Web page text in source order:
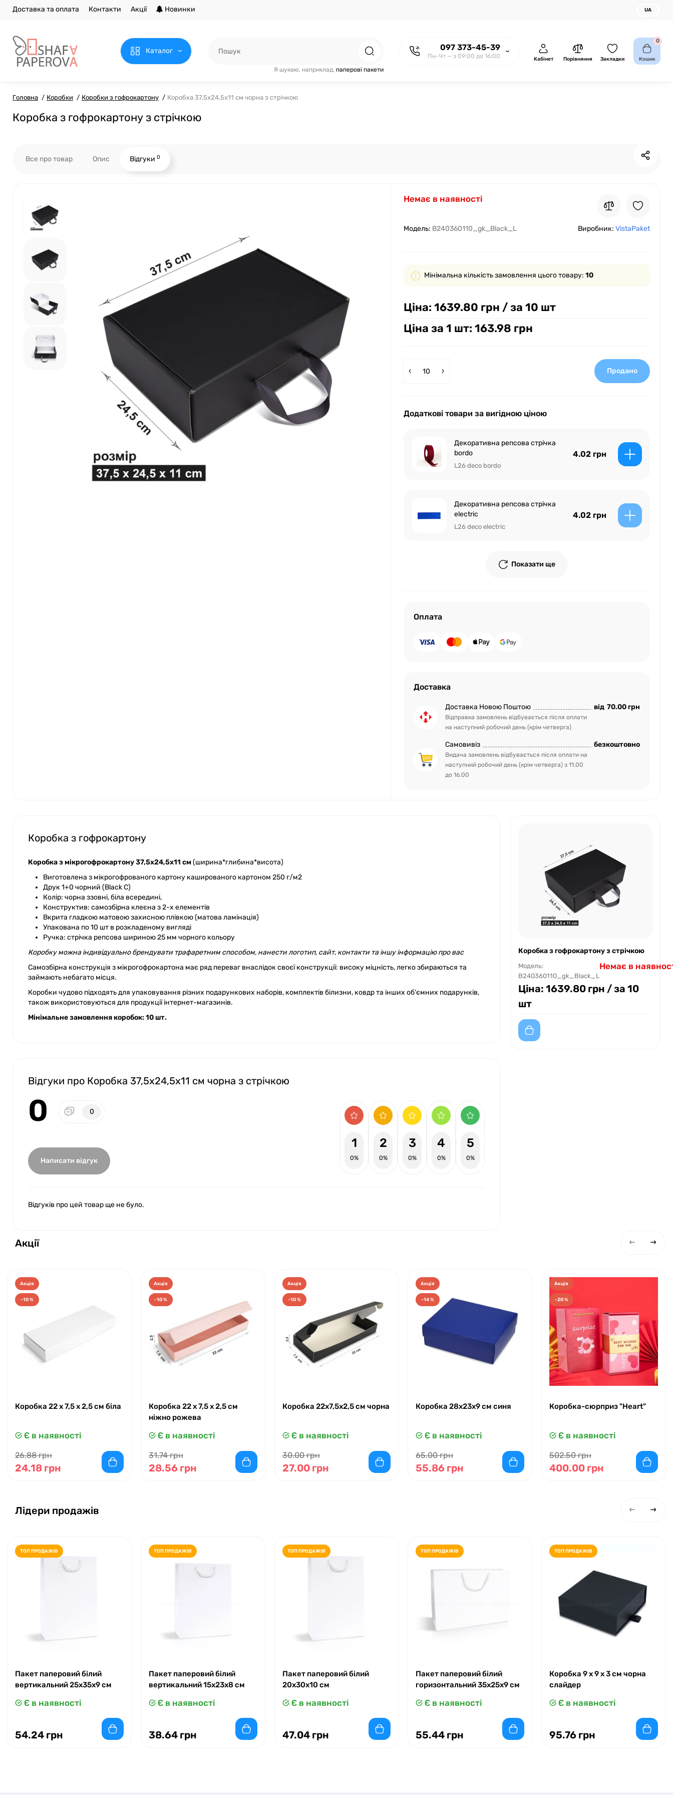
Доставка та оплата Контакти Акції Новинки UA
Каталог 097 373-45-39
Пн-Чт — з 09:00 до 16:00
Я шукаю, наприклад, паперові пакети
Кабінет Порівняння Закладки
0
Кошик
Головна Коробки Коробки з гофрокартону Коробка 37,5x24,5x11 см чорна з стрічкою
Коробка з гофрокартону з стрічкою
Все про товар Опис Відгуки 0
Немає в наявності
Модель: B240360110_gk_Black_L Виробник: VistaPaket
Мінімальна кількість замовлення цього товару: 10
Ціна: 1639.80 грн / за 10 шт
Ціна за 1 шт: 163.98 грн
Продано
Додаткові товари за вигідною ціною
Декоративна репсова стрічка
bordo
L26 deco bordo
4.02 грн
Декоративна репсова стрічка
electric
L26 deco electric
4.02 грн
Показати ще
Оплата
Доставка
Доставка Новою Поштою
Відправка замовлень відбувається після оплати
на наступний робочий день (крім четверга)
від 70.00 грн
Самовивіз
Видача замовлень відбувається після оплати на
наступний робочий день (крім четверга) з 11.00
до 16.00
безкоштовно
Коробка з гофрокартону
Коробка з мікрогофрокартону 37,5х24,5х11 см (ширина*глибина*висота)
Виготовлена з мікрогофрованого картону кашированого картоном 250 г/м2
Друк 1+0 чорний (Black C)
Колір: чорна ззовні, біла всередині,
Конструктив: самозбірна клеєна з 2-х елементів
Вкрита гладкою матовою захисною плівкою (матова ламінація)
Упакована по 10 шт в розкладеному вигляді
Ручка: стрічка репсова шириною 25 мм чорного кольору
Коробку можна індивідуально брендувати трафаретним способом, нанести логотип, сайт, контакти та іншу інформацію про вас
Самозбірна конструкція з мікрогофрокартона має ряд переваг внаслідок своєї конструкції: високу міцність, легко збираються та
займають небагато місця.
Коробки чудово підходять для упаковування різних подарункових наборів, комплектів білизни, ковдр та інших об'ємних подарунків,
також використовуються для продукції інтернет-магазинів.
Мінімальне замовлення коробок: 10 шт.
Відгуки про Коробка 37,5x24,5x11 см чорна з стрічкою
0 0
Написати відгук
1
0%
2
0%
3
0%
4
0%
5
0%
Відгуків про цей товар ще не було.
Коробка з гофрокартону з стрічкою
Модель:
B240360110_gk_Black_L
Немає в
Ціна: 1639.80 грн / за 10
шт
Акції
Акція
-10 %
Коробка 22 x 7,5 x 2,5 см біла
Є в наявності
26.88 грн
24.18 грн
Акція
-10 %
Коробка 22 x 7,5 x 2,5 см
ніжно рожева
Є в наявності
31.74 грн
28.56 грн
Акція
-10 %
Коробка 22x7,5x2,5 см чорна
Є в наявності
30.00 грн
27.00 грн
Акція
-14 %
Коробка 28x23x9 см синя
Є в наявності
65.00 грн
55.86 грн
Акція
-20 %
Коробка-сюрприз "Heart"
Є в наявності
502.50 грн
400.00 грн
Лідери продажів
ТОП ПРОДАЖІВ
Пакет паперовий білий
вертикальний 25х35х9 см
Є в наявності
54.24 грн
ТОП ПРОДАЖІВ
Пакет паперовий білий
вертикальний 15x23x8 см
Є в наявності
38.64 грн
ТОП ПРОДАЖІВ
Пакет паперовий білий
20х30х10 см
Є в наявності
47.04 грн
ТОП ПРОДАЖІВ
Пакет паперовий білий
горизонтальний 35х25х9 см
Є в наявності
55.44 грн
ТОП ПРОДАЖІВ
Коробка 9 x 9 x 3 см чорна
слайдер
Є в наявності
95.76 грн